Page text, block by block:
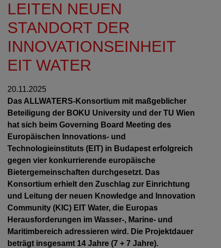
LEITEN NEUEN
STANDORT DER
INNOVATIONSEINHEIT
EIT WATER
20.11.2025
Das ALLWATERS-Konsortium mit maßgeblicher
Beteiligung der BOKU University und der TU Wien
hat sich beim Governing Board Meeting des
Europäischen Innovations- und
Technologieinstituts (EIT) in Budapest erfolgreich
gegen vier konkurrierende europäische
Bietergemeinschaften durchgesetzt. Das
Konsortium erhielt den Zuschlag zur Einrichtung
und Leitung der neuen Knowledge and Innovation
Community (KIC) EIT Water, die Europas
Herausforderungen im Wasser-, Marine- und
Maritimbereich adressieren wird. Die Projektdauer
beträgt insgesamt 14 Jahre (7 + 7 Jahre).